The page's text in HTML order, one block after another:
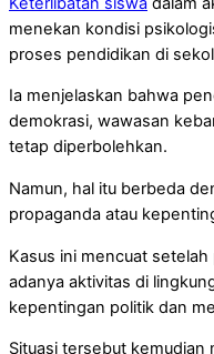
menekan kondisi
proses pendidikan di
Ia menjelaskan bahwa
demokrasi, wawasan
tetap diperbolehkan.
Namun, hal itu berbeda
propaganda atau
Kasus ini mencuat
adanya aktivitas di
kepentingan politik dan
Situasi tersebut kemudian